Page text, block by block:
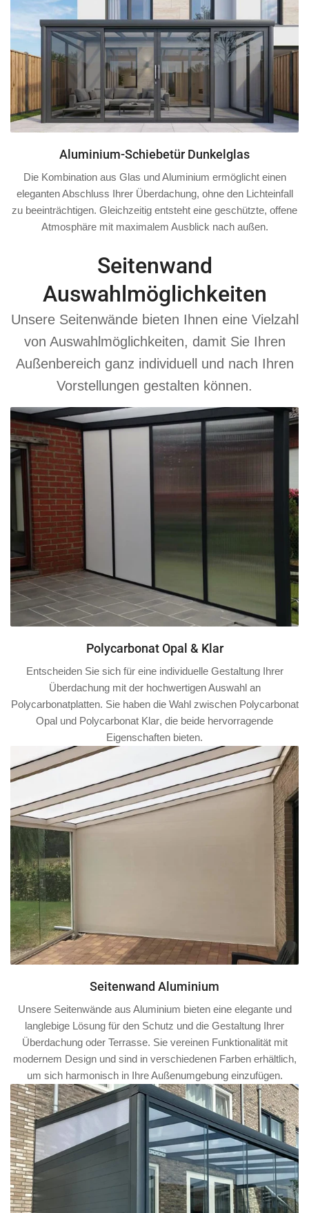
Aluminium-Schiebetür Dunkelglas
Die Kombination aus Glas und Aluminium ermöglicht einen
eleganten Abschluss Ihrer Überdachung, ohne den Lichteinfall
zu beeinträchtigen. Gleichzeitig entsteht eine geschützte, offene
Atmosphäre mit maximalem Ausblick nach außen.
Seitenwand
Auswahlmöglichkeiten
Unsere Seitenwände bieten Ihnen eine Vielzahl
von Auswahlmöglichkeiten, damit Sie Ihren
Außenbereich ganz individuell und nach Ihren
Vorstellungen gestalten können.
Polycarbonat Opal & Klar
Entscheiden Sie sich für eine individuelle Gestaltung Ihrer
Überdachung mit der hochwertigen Auswahl an
Polycarbonatplatten. Sie haben die Wahl zwischen Polycarbonat
Opal und Polycarbonat Klar, die beide hervorragende
Eigenschaften bieten.
Seitenwand Aluminium
Unsere Seitenwände aus Aluminium bieten eine elegante und
langlebige Lösung für den Schutz und die Gestaltung Ihrer
Überdachung oder Terrasse. Sie vereinen Funktionalität mit
modernem Design und sind in verschiedenen Farben erhältlich,
um sich harmonisch in Ihre Außenumgebung einzufügen.